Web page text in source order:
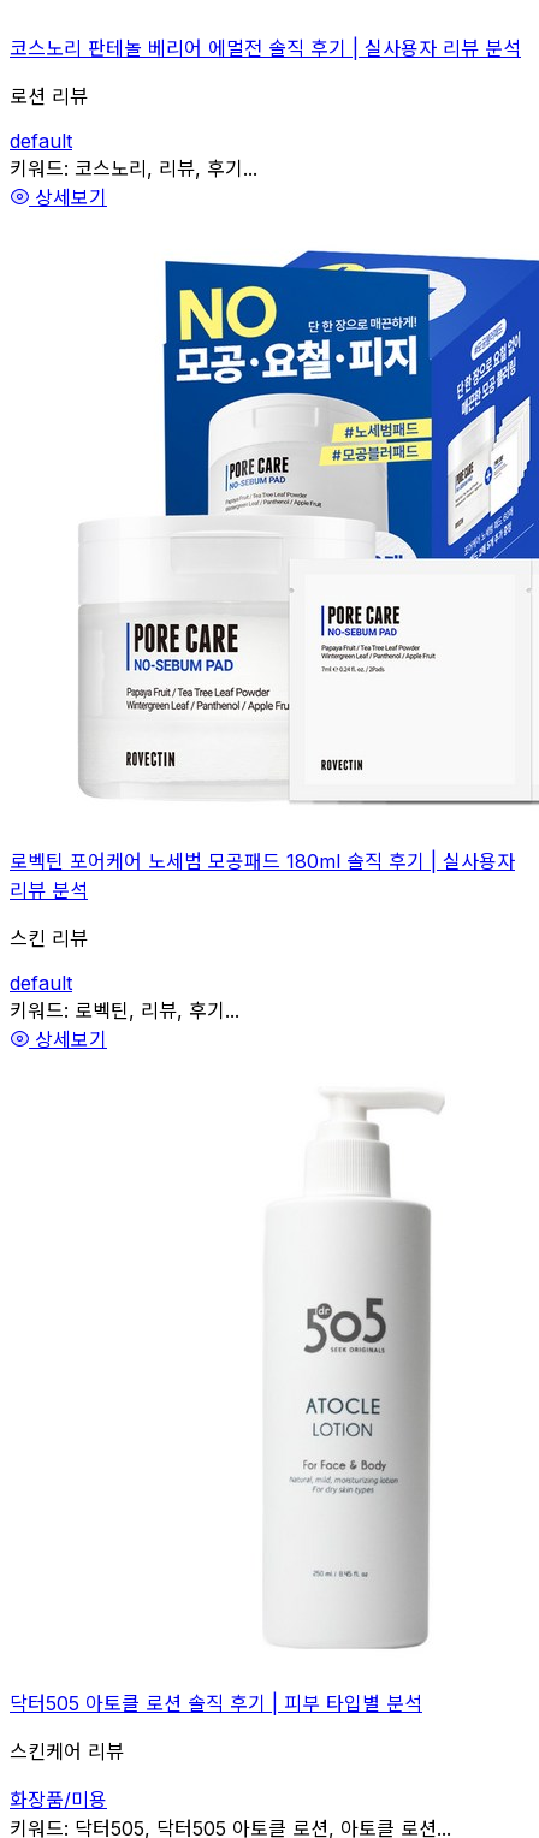
코스노리 판테놀 베리어 에멀전 솔직 후기 | 실사용자 리뷰 분석
로션 리뷰
default
관련
키워드: 코스노리, 리뷰, 후기...
상세보기
로벡틴 포어케어 노세범 모공패드 180ml 솔직 후기 | 실사용자
리뷰 분석
스킨 리뷰
default
관련
키워드: 로벡틴, 리뷰, 후기...
상세보기
닥터505 아토클 로션 솔직 후기 | 피부 타입별 분석
스킨케어 리뷰
화장품/미용
관련
키워드: 닥터505, 닥터505 아토클 로션, 아토클 로션...